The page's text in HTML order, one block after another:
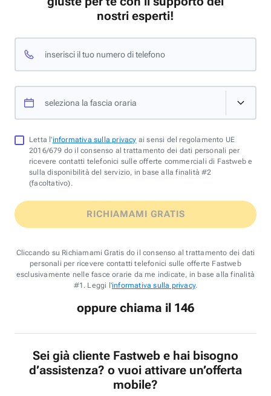
nostri esperti!
inserisci il tuo numero di telefono
seleziona la fascia oraria
Letta l'informativa sulla privacy ai sensi del regolamento UE
2016/679 do il consenso al trattamento dei dati personali per
ricevere contatti telefonici sulle offerte commerciali di Fastweb e
sulla disponibilità del servizio, in base alla finalità #2
(facoltativo).
RICHIAMAMI GRATIS
Cliccando su Richiamami Gratis do il consenso al trattamento dei dati
personali per ricevere contatti telefonici sulle offerte Fastweb
esclusivamente nelle fasce orarie da me indicate, in base alla finalità
#1. Leggi l'informativa sulla privacy.
oppure chiama il 146
Sei già cliente Fastweb e hai bisogno
d’assistenza? o vuoi attivare un’offerta
mobile?